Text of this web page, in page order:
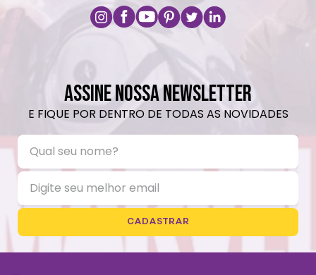
ASSINE NOSSA NEWSLETTER
E FIQUE POR DENTRO DE TODAS AS NOVIDADES
CADASTRAR